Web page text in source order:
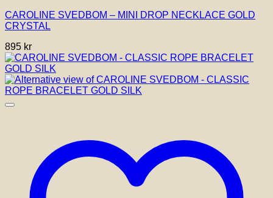
CAROLINE SVEDBOM – MINI DROP NECKLACE GOLD
CRYSTAL
895 kr